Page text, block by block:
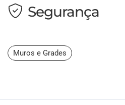
Segurança
Muros e Grades